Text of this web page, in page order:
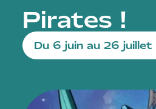
Pirates !
Du 6 juin au 26